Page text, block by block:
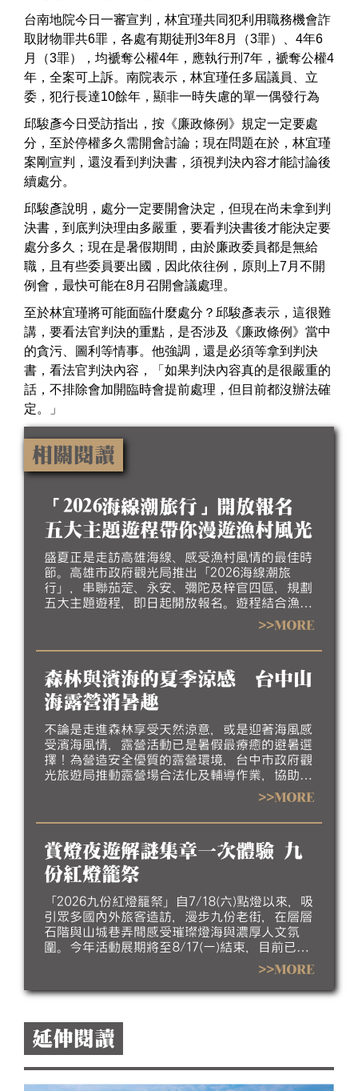
台南地院今日一審宣判，林宜瑾共同犯利用職務機會詐
取財物罪共6罪，各處有期徒刑3年8月（3罪）、4年6
月（3罪），均褫奪公權4年，應執行刑7年，褫奪公權4
年，全案可上訴。南院表示，林宜瑾任多屆議員、立
委，犯行長達10餘年，顯非一時失慮的單一偶發行為
邱駿彥今日受訪指出，按《廉政條例》規定一定要處
分，至於停權多久需開會討論；現在問題在於，林宜瑾
案剛宣判，還沒看到判決書，須視判決內容才能討論後
續處分。
邱駿彥說明，處分一定要開會決定，但現在尚未拿到判
決書，到底判決理由多嚴重，要看判決書後才能決定要
處分多久；現在是暑假期間，由於廉政委員都是無給
職，且有些委員要出國，因此依往例，原則上7月不開
例會，最快可能在8月召開會議處理。
至於林宜瑾將可能面臨什麼處分？邱駿彥表示，這很難
講，要看法官判決的重點，是否涉及《廉政條例》當中
的貪污、圖利等情事。他強調，還是必須等拿到判決
書，看法官判決內容，「如果判決內容真的是很嚴重的
話，不排除會加開臨時會提前處理，但目前都沒辦法確
定。」
相關閱讀
「2026海線潮旅行」開放報名
五大主題遊程帶你漫遊漁村風光
盛夏正是走訪高雄海線、感受漁村風情的最佳時
節。高雄市政府觀光局推出「2026海線潮旅
行」，串聯茄萣、永安、彌陀及梓官四區，規劃
五大主題遊程，即日起開放報名。遊程結合漁村
聚落、生態景觀、地方工藝、特色美食及互動體
驗，帶領民眾深入探索北高雄海線豐富的自然生
態、人文底蘊與漁村產業特色，歡迎大家相約來
受最道地的漁村魅力。
>>MORE
森林與濱海的夏季涼感 台中山
海露營消暑趣
不論是走進森林享受天然涼意，或是迎著海風感
受濱海風情，露營活動已是暑假最療癒的避暑選
擇！為營造安全優質的露營環境，台中市政府觀
光旅遊局推動露營場合法化及輔導作業，協助業
者完善場地設施、強化安全管理並提升服務品
質，邀請民眾今夏走進台中，體驗山海露營的悠
閒與美好。
>>MORE
賞燈夜遊解謎集章一次體驗 九
份紅燈籠祭
「2026九份紅燈籠祭」自7/18(六)點燈以來，吸
引眾多國內外旅客造訪，漫步九份老街，在層層
石階與山城巷弄間感受璀璨燈海與濃厚人文氛
圍。今年活動展期將至8/17(一)結束，目前已進
入倒數階段，誠摯邀請民眾把握暑假最後時光，
走訪九份欣賞夜間燈飾，感受山城夏夜的獨特魅
力。
>>MORE
延伸閱讀